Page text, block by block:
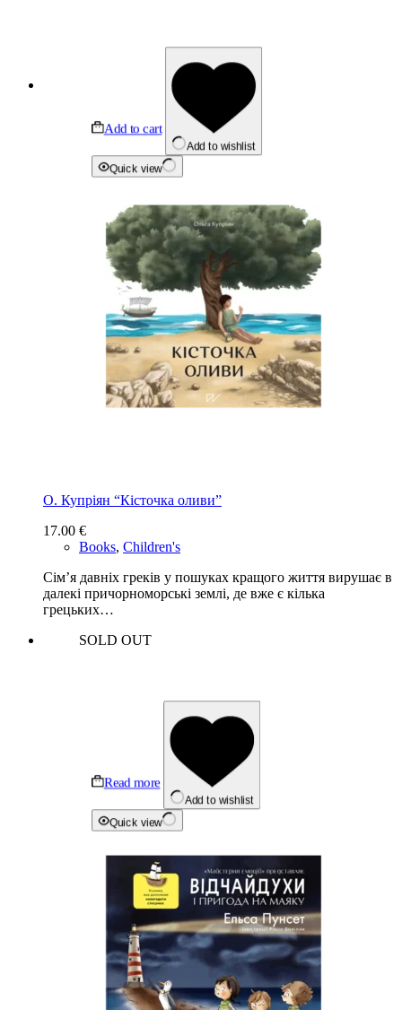
Add to cart
Add to wishlist
Quick view
О. Купріян “Кісточка оливи”
17.00 €
Books, Children's
Сім’я давніх греків у пошуках кращого життя вирушає в
далекі причорноморські землі, де вже є кілька
грецьких…
SOLD OUT
Read more
Add to wishlist
Quick view